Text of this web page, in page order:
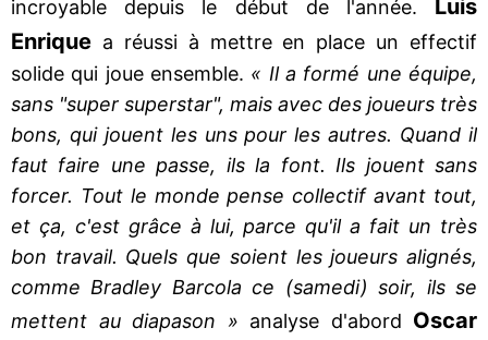
incroyable depuis le début de l'année. Luis
Enrique a réussi à mettre en place un effectif
solide qui joue ensemble. « Il a formé une équipe,
sans "super superstar", mais avec des joueurs très
bons, qui jouent les uns pour les autres. Quand il
faut faire une passe, ils la font. Ils jouent sans
forcer. Tout le monde pense collectif avant tout,
et ça, c'est grâce à lui, parce qu'il a fait un très
bon travail. Quels que soient les joueurs alignés,
comme Bradley Barcola ce (samedi) soir, ils se
mettent au diapason » analyse d'abord Oscar